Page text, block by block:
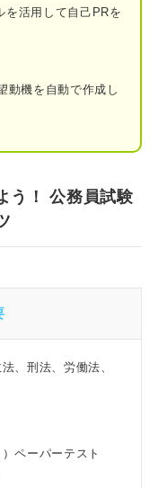
★★★★☆）
★★★★☆）
）
対策する際のポイント
を活用して自己PRを
動機を自動で作成し
う！ 公務員試験
、刑法、労働法、
ペーパーテスト